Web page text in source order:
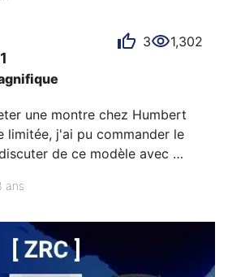
entre une Panerai et une Bell et
voir aussi l'inspiration des LIP
on sait que le Grand-Père a été
de…
3 1,302
une montre chez Humbert
limitée, j'ai pu commander le
de ce modèle avec
une belle expérience.
pour son originalité, sa
Elle ne passe jamais
ans